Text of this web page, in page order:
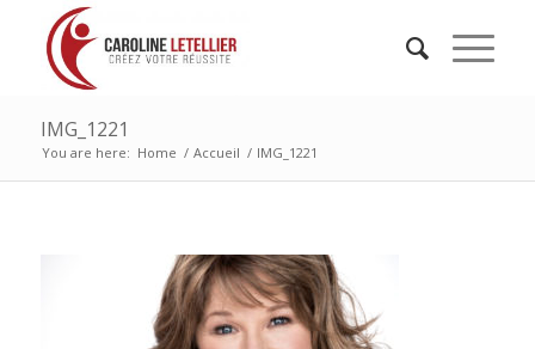
IMG_1221
You are here: Home / Accueil / IMG_1221